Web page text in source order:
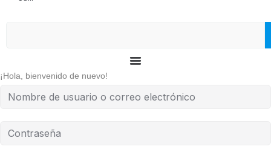
¡Hola, bienvenido de nuevo!